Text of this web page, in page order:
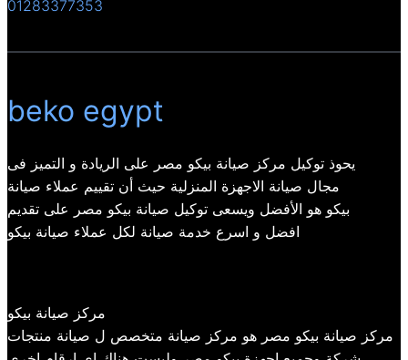
01283377353
beko egypt
يحوذ توكيل مركز صيانة بيكو مصر على الريادة و التميز فى
مجال صيانة الاجهزة المنزلية حيث أن تقييم عملاء صيانة
بيكو هو الأفضل ويسعى توكيل صيانة بيكو مصر على تقديم
افضل و اسرع خدمة صيانة لكل عملاء صيانة بيكو
مركز صيانة بيكو
مركز صيانة بيكو مصر هو مركز صيانة متخصص ل صيانة منتجات